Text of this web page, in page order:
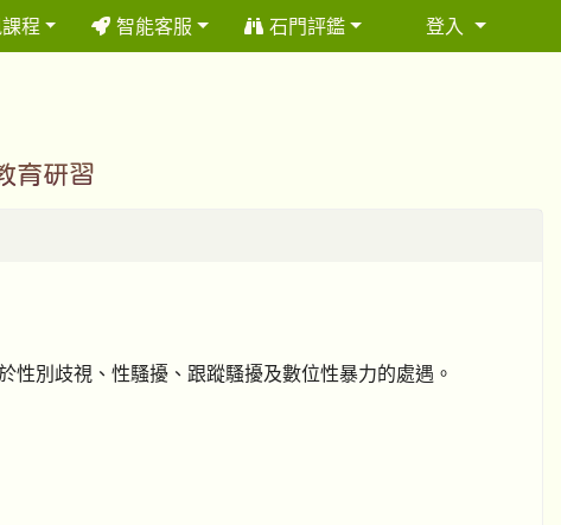
程 智能客服 石門評鑑 登入
育研習
別歧視、性騷擾、跟蹤騷擾及數位性暴力的處遇。